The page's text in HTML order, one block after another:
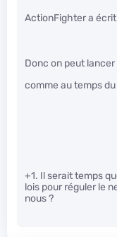
ActionFighter a écrit
Donc on peut lancer
comme au temps du
+1. Il serait temps
lois pour réguler le
nous ?